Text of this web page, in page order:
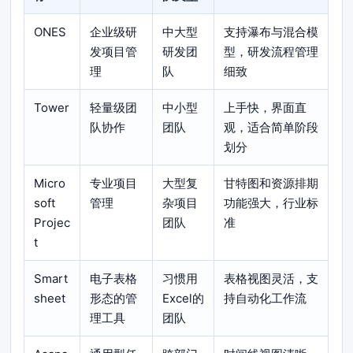
ONES
企业级研
发项目管
理
中大型
研发团
队
支持瀑布与混合模
型，研发流程管理
细致
Tower
轻量级团
队协作
中小型
团队
上手快，界面直
观，适合简单阶段
划分
Micro
soft
Projec
t
专业项目
管理
大型复
杂项目
团队
甘特图和资源排期
功能强大，行业标
准
Smart
sheet
电子表格
形态的管
理工具
习惯用
Excel的
团队
表格视图灵活，支
持自动化工作流